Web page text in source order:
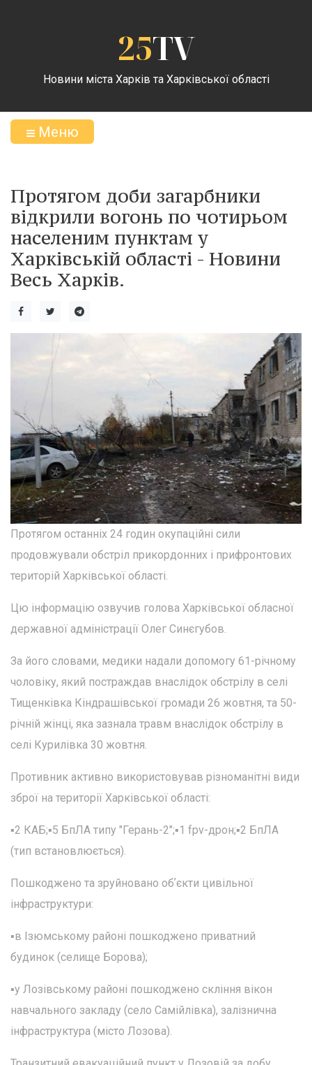
25TV
Новини міста Харків та Харківської області
Меню
Протягом доби загарбники
відкрили вогонь по чотирьом
населеним пунктам у
Харківській області - Новини
Весь Харків.
Протягом останніх 24 годин окупаційні сили
продовжували обстріл прикордонних і прифронтових
територій Харківської області.
Цю інформацію озвучив голова Харківської обласної
державної адміністрації Олег Синєгубов.
За його словами, медики надали допомогу 61-річному
чоловіку, який постраждав внаслідок обстрілу в селі
Тищенківка Кіндрашівської громади 26 жовтня, та 50-
річній жінці, яка зазнала травм внаслідок обстрілу в
селі Курилівка 30 жовтня.
Противник активно використовував різноманітні види
зброї на території Харківської області:
▪️2 КАБ;▪️5 БпЛА типу "Герань-2";▪️1 fpv-дрон;▪️2 БпЛА
(тип встановлюється).
Пошкоджено та зруйновано обʼєкти цивільної
інфраструктури:
▪️в Ізюмському районі пошкоджено приватний
будинок (селище Борова);
▪️у Лозівському районі пошкоджено скління вікон
навчального закладу (село Самійлівка), залізнична
інфраструктура (місто Лозова).